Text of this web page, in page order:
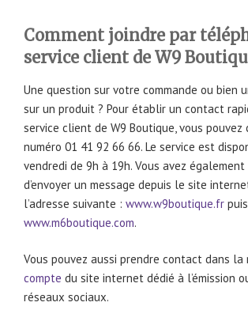
Comment joindre par
service client de W9
Une question sur votre commande ou bien
sur un produit ? Pour établir un contact
service client de W9 Boutique, vous pouvez
numéro 01 41 92 66 66. Le service est
vendredi de 9h à 19h. Vous avez
d’envoyer un message depuis le site
l’adresse suivante : www.w9boutique.fr
www.m6boutique.com.
Vous pouvez aussi prendre contact dans la
compte du site internet dédié à l’émission
réseaux sociaux.